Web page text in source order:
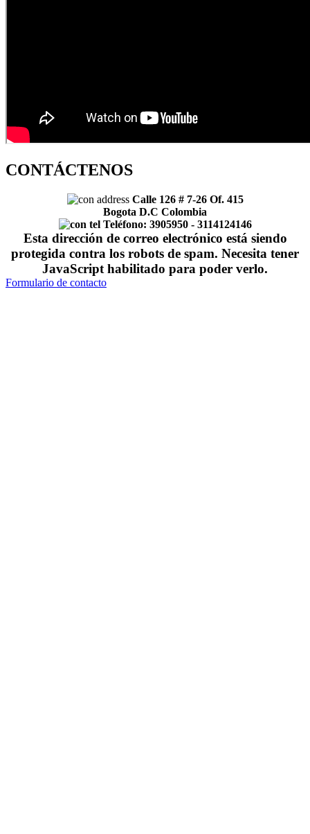
CONTÁCTENOS
Calle 126 # 7-26 Of. 415
Bogota D.C Colombia
Teléfono: 3905950 - 3114124146
Esta dirección de correo electrónico está siendo
protegida contra los robots de spam. Necesita tener
JavaScript habilitado para poder verlo.
Formulario de contacto